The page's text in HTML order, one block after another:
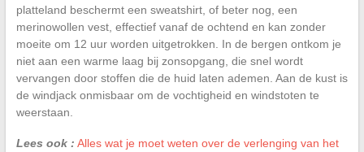
platteland beschermt een sweatshirt, of beter nog, een
merinowollen vest, effectief vanaf de ochtend en kan zonder
moeite om 12 uur worden uitgetrokken. In de bergen ontkom je
niet aan een warme laag bij zonsopgang, die snel wordt
vervangen door stoffen die de huid laten ademen. Aan de kust is
de windjack onmisbaar om de vochtigheid en windstoten te
weerstaan.
Lees ook : Alles wat je moet weten over de verlenging van het